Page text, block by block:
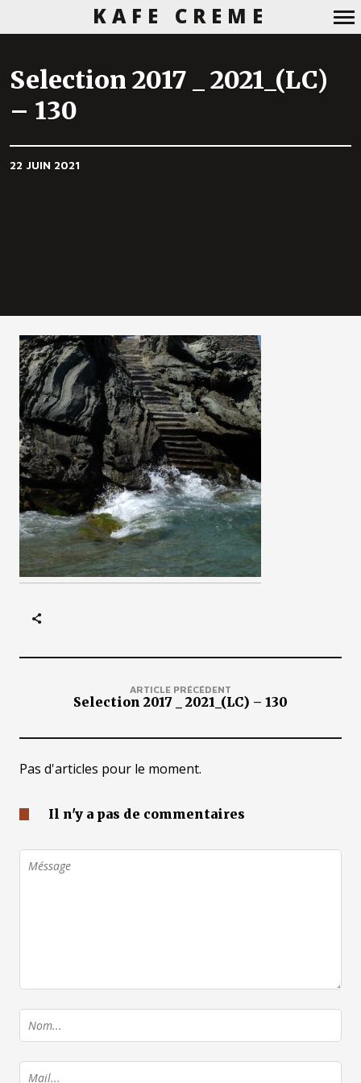
principale
KAFE CREME
Selection 2017 _ 2021_(LC)
– 130
22 JUIN 2021
ARTICLE PRÉCÉDENT
Selection 2017 _ 2021_(LC) – 130
Pas d'articles pour le moment.
Il n'y a pas de commentaires